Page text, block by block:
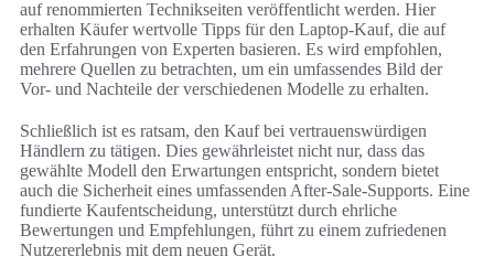
auf renommierten Technikseiten veröffentlicht werden. Hier
erhalten Käufer wertvolle Tipps für den Laptop-Kauf, die auf
den Erfahrungen von Experten basieren. Es wird empfohlen,
mehrere Quellen zu betrachten, um ein umfassendes Bild der
Vor- und Nachteile der verschiedenen Modelle zu erhalten.
Schließlich ist es ratsam, den Kauf bei vertrauenswürdigen
Händlern zu tätigen. Dies gewährleistet nicht nur, dass das
gewählte Modell den Erwartungen entspricht, sondern bietet
auch die Sicherheit eines umfassenden After-Sale-Supports. Eine
fundierte Kaufentscheidung, unterstützt durch ehrliche
Bewertungen und Empfehlungen, führt zu einem zufriedenen
Nutzererlebnis mit dem neuen Gerät.